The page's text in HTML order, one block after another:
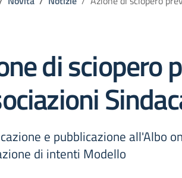
di sciopero
e pubblicazione all'Albo
di intenti Modello